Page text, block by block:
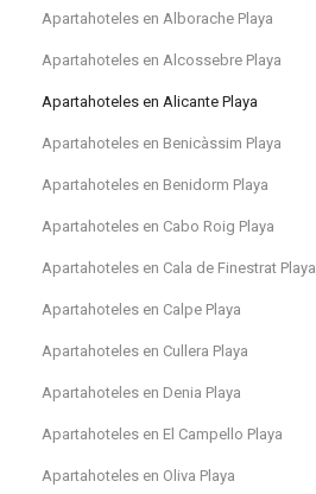
Apartahoteles en Alborache Playa
Apartahoteles en Alcossebre Playa
Apartahoteles en Alicante Playa
Apartahoteles en Benicàssim Playa
Apartahoteles en Benidorm Playa
Apartahoteles en Cabo Roig Playa
Apartahoteles en Cala de Finestrat Playa
Apartahoteles en Calpe Playa
Apartahoteles en Cullera Playa
Apartahoteles en Denia Playa
Apartahoteles en El Campello Playa
Apartahoteles en Oliva Playa